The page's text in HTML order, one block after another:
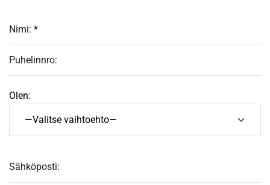
Olen: